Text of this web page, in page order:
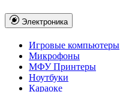
Электроника
Игровые компьютеры
Микрофоны
МФУ Принтеры
Ноутбуки
Караоке